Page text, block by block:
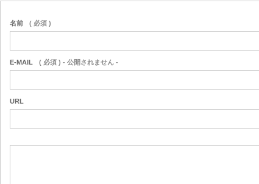
名前 ( 必須 )
E-MAIL ( 必須 ) - 公開されません -
URL